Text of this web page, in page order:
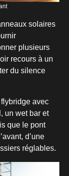
pont avant
solaires
plusieurs
recours à un
du silence
avec
un wet bar et
que le pont
d’une
réglables.